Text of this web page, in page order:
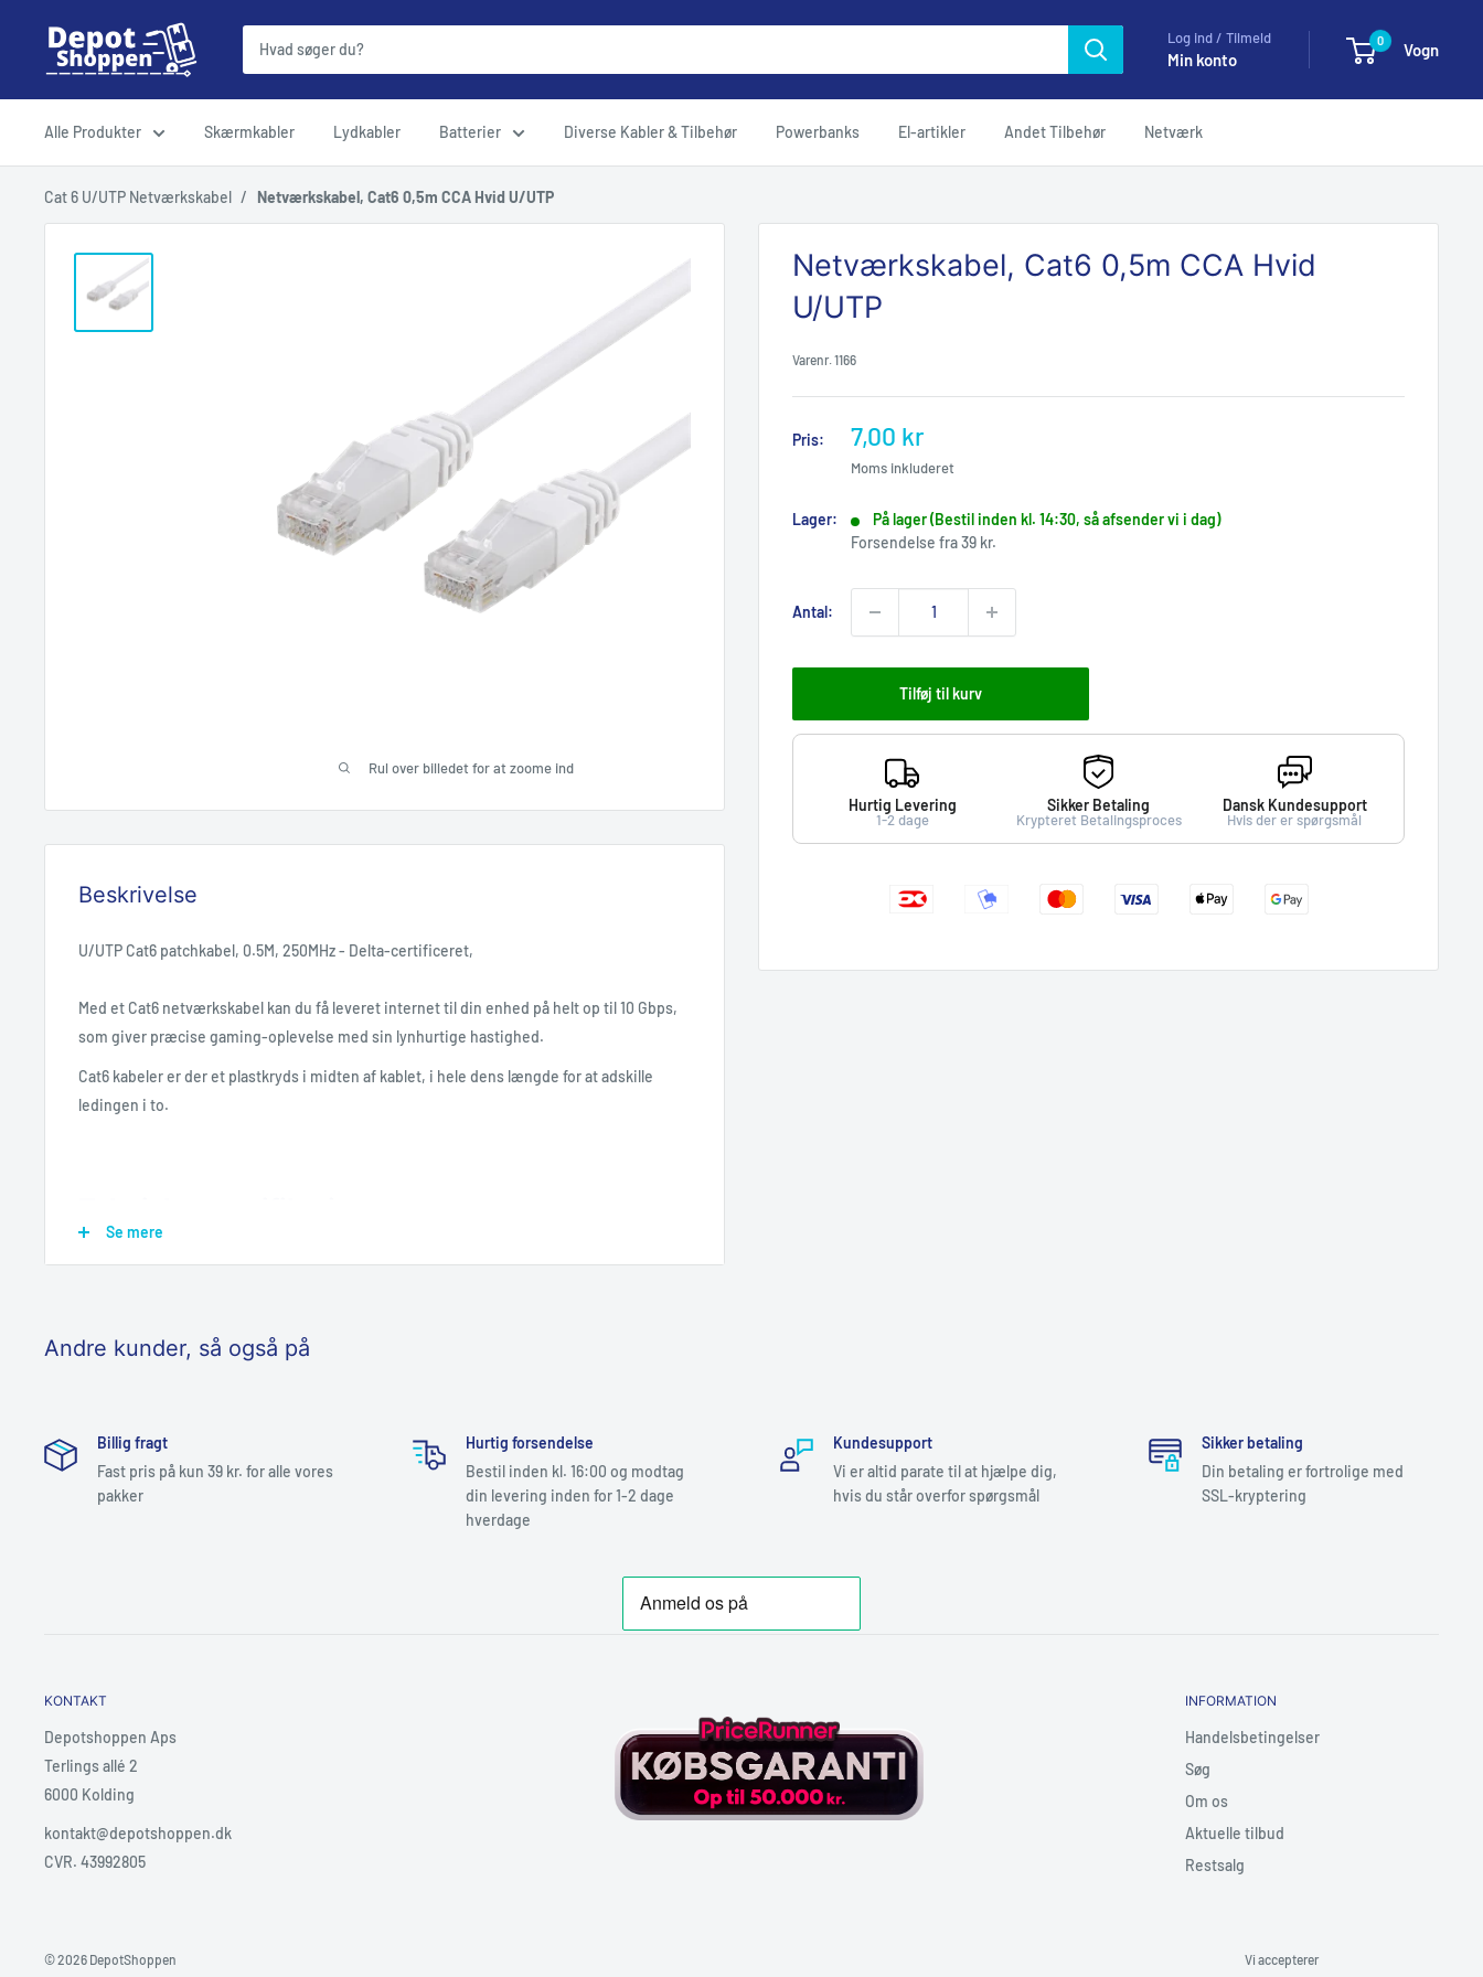
indhold
DepotShoppen Log ind / Tilmeld
Min konto
0 Vogn
Alle Produkter Skærmkabler Lydkabler Batterier Diverse Kabler & Tilbehør Powerbanks El-artikler Andet Tilbehør Netværk
Cat 6 U/UTP Netværkskabel / Netværkskabel, Cat6 0,5m CCA Hvid U/UTP
Rul over billedet for at zoome ind
Netværkskabel, Cat6 0,5m CCA Hvid
U/UTP
Varenr. 1166
Pris: Udsalgspris
7,00 kr
Moms inkluderet
Lager:
På lager (Bestil inden kl. 14:30, så afsender vi i dag)
Forsendelse fra 39 kr.
Antal:
Tilføj til kurv
Hurtig Levering
1-2 dage
Sikker Betaling
Krypteret Betalingsproces
Dansk Kundesupport
Hvis der er spørgsmål
Beskrivelse
U/UTP Cat6 patchkabel, 0.5M, 250MHz - Delta-certificeret,
Med et Cat6 netværkskabel kan du få leveret internet til din enhed på helt op til 10 Gbps,
som giver præcise gaming-oplevelse med sin lynhurtige hastighed.
Cat6 kabeler er der et plastkryds i midten af kablet, i hele dens længde for at adskille
ledingen i to.
Netværkstype
Forbindelse
Se mere
Andre kunder, så også på
Billig fragt
Fast pris på kun 39 kr. for alle vores
pakker
Hurtig forsendelse
Bestil inden kl. 16:00 og modtag
din levering inden for 1-2 dage
hverdage
Kundesupport
Vi er altid parate til at hjælpe dig,
hvis du står overfor spørgsmål
Sikker betaling
Din betaling er fortrolige med
SSL-kryptering
KONTAKT
Depotshoppen Aps
Terlings allé 2
6000 Kolding
kontakt@depotshoppen.dk
CVR. 43992805
INFORMATION
Handelsbetingelser
Søg
Om os
Aktuelle tilbud
Restsalg
© 2026 DepotShoppen Vi accepterer